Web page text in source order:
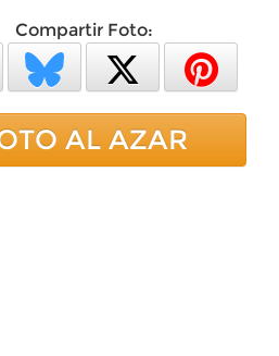
Compartir Foto:
AL AZAR